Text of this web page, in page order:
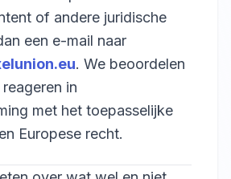
of andere juridische
een e-mail naar
. We beoordelen
in
met het toepasselijke
Europese recht.